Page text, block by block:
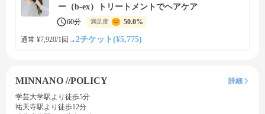
ー（b-ex）トリートメントでヘアケア
60分 満足度 50.0%
通常 ¥7,920/1回 →2チケット(¥5,775)
MINNANO //POLICY
詳細
学芸大学駅より徒歩5分
祐天寺駅より徒歩12分